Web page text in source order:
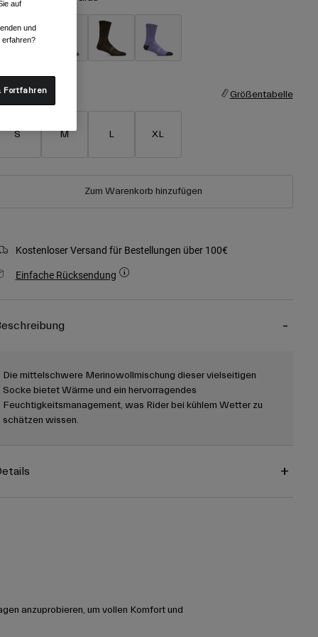
Größentabelle
S M L XL
Zum Warenkorb hinzufügen
Kostenloser Versand für Bestellungen über 100€
Einfache Rücksendung
Die mittelschwere Merinowollmischung dieser vielseitigen
Socke bietet Wärme und ein hervorragendes
Feuchtigkeitsmanagement, was Rider bei kühlem Wetter zu
schätzen wissen.
anzuprobieren, um vollen Komfort und
auf
und
erfahren?
Fortfahren